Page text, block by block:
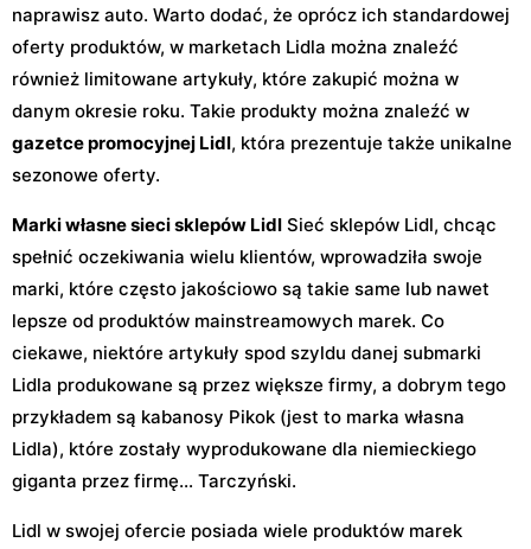
naprawisz auto. Warto dodać, że oprócz ich standardowej
oferty produktów, w marketach Lidla można znaleźć
również limitowane artykuły, które zakupić można w
danym okresie roku. Takie produkty można znaleźć w
gazetce promocyjnej Lidl, która prezentuje także unikalne
sezonowe oferty.
Marki własne sieci sklepów Lidl Sieć sklepów Lidl, chcąc
spełnić oczekiwania wielu klientów, wprowadziła swoje
marki, które często jakościowo są takie same lub nawet
lepsze od produktów mainstreamowych marek. Co
ciekawe, niektóre artykuły spod szyldu danej submarki
Lidla produkowane są przez większe firmy, a dobrym tego
przykładem są kabanosy Pikok (jest to marka własna
Lidla), które zostały wyprodukowane dla niemieckiego
giganta przez firmę… Tarczyński.
Lidl w swojej ofercie posiada wiele produktów marek